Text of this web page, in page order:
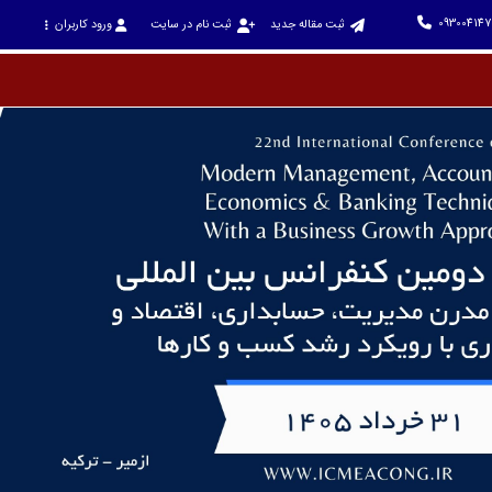
ثبت مقاله جدید ثبت نام در سایت ورود کاربران